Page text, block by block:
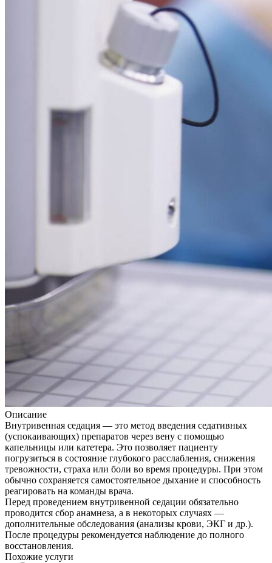
Описание
Внутривенная седация — это метод введения седативных
(успокаивающих) препаратов через вену с помощью
капельницы или катетера. Это позволяет пациенту
погрузиться в состояние глубокого расслабления, снижения
тревожности, страха или боли во время процедуры. При этом
обычно сохраняется самостоятельное дыхание и способность
реагировать на команды врача.
Перед проведением внутривенной седации обязательно
проводится сбор анамнеза, а в некоторых случаях —
дополнительные обследования (анализы крови, ЭКГ и др.).
После процедуры рекомендуется наблюдение до полного
восстановления.
Похожие услуги